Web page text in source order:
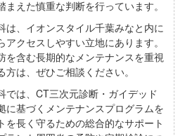
えた慎重な判断を行っています。
は、イオンスタイル千葉みなと内に
クセスしやすい立地にあります。
を含む長期的なメンテナンスを重視
は、ぜひご相談ください。
では、CT三次元診断・ガイデッド
に基づくメンテナンスプログラムを
を長く守るための総合的なサポート